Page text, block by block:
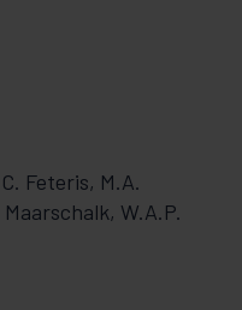
Feteris, M.A.
W.A.P.